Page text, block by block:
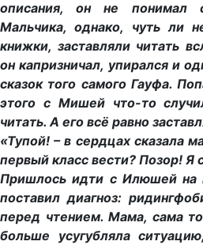
описания, он не понимал
Мальчика, однако, чуть ли
книжки, заставляли читать
он капризничал, упирался и
сказок того самого Гауфа.
этого с Мишей что-то
читать. А его всё равно
«Тупой! – в сердцах сказала
первый класс вести? Позор! Я
Пришлось идти с Илюшей на
поставил диагноз:
перед чтением. Мама, сама
больше усугубляла